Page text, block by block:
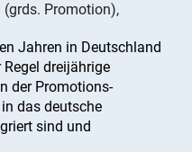
Promotion),
Jahren in Deutschland
dreijährige
der Promotions-
das deutsche
sind und